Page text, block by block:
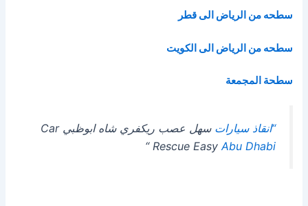
سطحه من الرياض الى قطر
سطحه من الرياض الى الكويت
سطحة المجمعة
“انقاذ سيارات
سهل عصب ريكفري شاه ابوظبي Car
Rescue EasyAbu Dhabi
“